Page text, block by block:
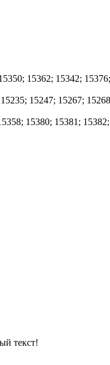
15362; 15342;
15247; 15267;
15380; 15381;
текст!